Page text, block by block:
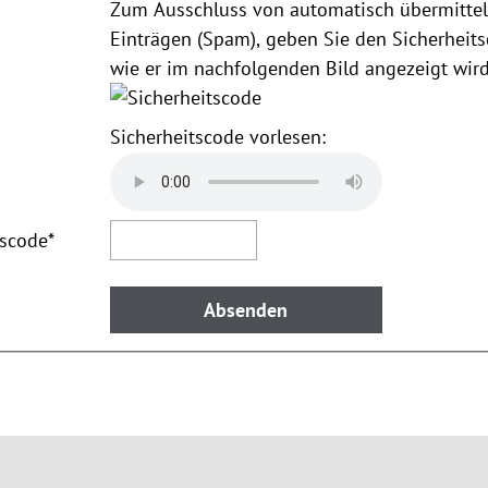
Zum Ausschluss von automatisch
Einträgen (Spam), geben Sie den
wie er im nachfolgenden Bild angezeigt
Sicherheitscode vorlesen:
*